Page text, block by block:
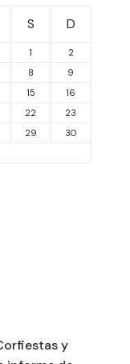
S D
1
2
8
9
15
16
22
23
29
30
y